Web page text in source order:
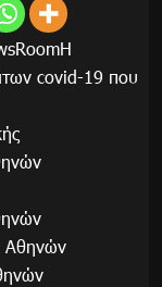
covid-19 που
Αθηνών